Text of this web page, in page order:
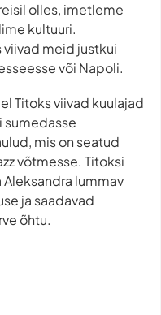
olles, imetleme
kultuuri.
meid justkui
või Napoli.
Titoks viivad kuulajad
sumedasse
mis on seatud
võtmesse. Titoksi
lummav
ja saadavad
õhtu.